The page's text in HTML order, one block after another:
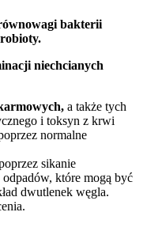
bakterii
niechcianych
a także tych
i toksyn z krwi
normalne
sikanie
które mogą być
dwutlenek węgla.